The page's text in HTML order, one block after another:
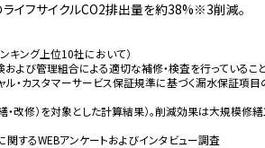
イフサイクルCO2排出量を約38%※3削減。
キング上位10社において）
よび管理組合による適切な補修・検査を行っているこ
・カスタマーサービス保証規準に基づく漏水保証項目
改修）を対象とした計算結果）。削減効果は大規模修
するWEBアンケートおよびインタビュー調査